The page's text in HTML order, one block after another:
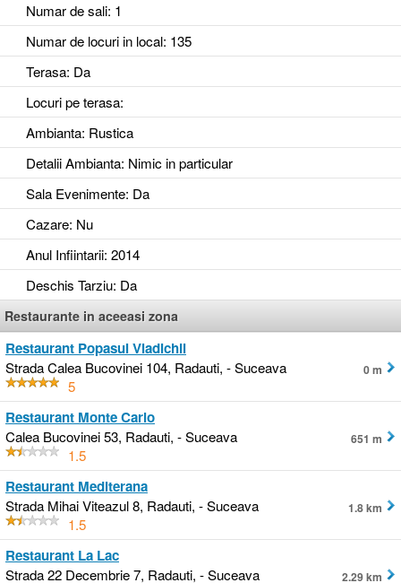
Numar de sali: 1
Numar de locuri in local: 135
Terasa: Da
Locuri pe terasa:
Ambianta: Rustica
Detalii Ambianta: Nimic in particular
Sala Evenimente: Da
Cazare: Nu
Anul Infiintarii: 2014
Deschis Tarziu: Da
Restaurante in aceeasi zona
Restaurant Popasul Vladichii
Strada Calea Bucovinei 104, Radauti, - Suceava
5
0 m
Restaurant Monte Carlo
Calea Bucovinei 53, Radauti, - Suceava
1.5
651 m
Restaurant Mediterana
Strada Mihai Viteazul 8, Radauti, - Suceava
1.5
1.8 km
Restaurant La Lac
Strada 22 Decembrie 7, Radauti, - Suceava 2.29 km